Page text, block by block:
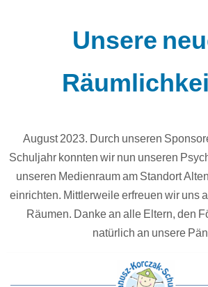
Unsere
August 2023. Durch unseren
Schuljahr konnten wir nun unseren
unseren Medienraum am Standort
einrichten. Mittlerweile erfreuen wir uns
Räumen. Danke an alle Eltern, den
natürlich an unsere